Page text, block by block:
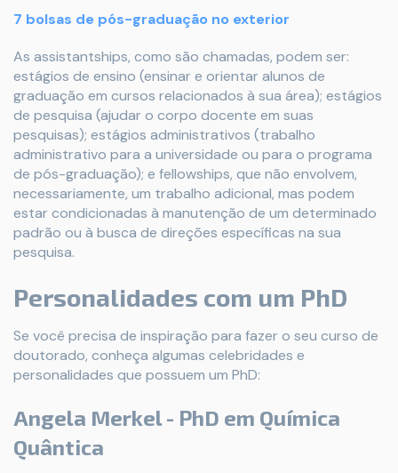
7 bolsas de pós-graduação no exterior
As assistantships, como são chamadas, podem ser:
estágios de ensino (ensinar e orientar alunos de
graduação em cursos relacionados à sua área); estágios
de pesquisa (ajudar o corpo docente em suas
pesquisas); estágios administrativos (trabalho
administrativo para a universidade ou para o programa
de pós-graduação); e fellowships, que não envolvem,
necessariamente, um trabalho adicional, mas podem
estar condicionadas à manutenção de um determinado
padrão ou à busca de direções específicas na sua
pesquisa.
Personalidades com um PhD
Se você precisa de inspiração para fazer o seu curso de
doutorado, conheça algumas celebridades e
personalidades que possuem um PhD:
Angela Merkel - PhD em Química
Quântica